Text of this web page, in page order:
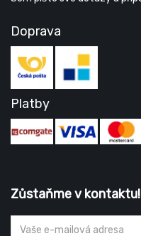
Doprava
Platby
Zůstaňme v kontaktu!